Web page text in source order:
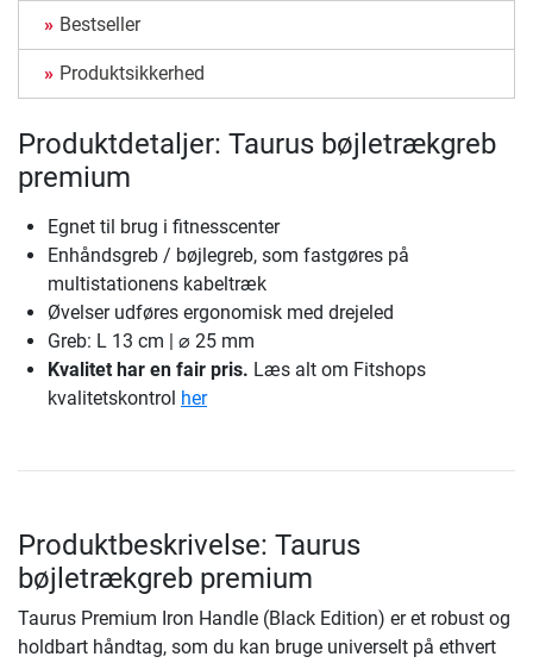
Bestseller
Produktsikkerhed
Produktdetaljer: Taurus bøjletrækgreb
premium
Egnet til brug i fitnesscenter
Enhåndsgreb / bøjlegreb, som fastgøres på
multistationens kabeltræk
Øvelser udføres ergonomisk med drejeled
Greb: L 13 cm | ⌀ 25 mm
Kvalitet har en fair pris. Læs alt om Fitshops
kvalitetskontrol her
Produktbeskrivelse: Taurus
bøjletrækgreb premium
Taurus Premium Iron Handle (Black Edition) er et robust og
holdbart håndtag, som du kan bruge universelt på ethvert